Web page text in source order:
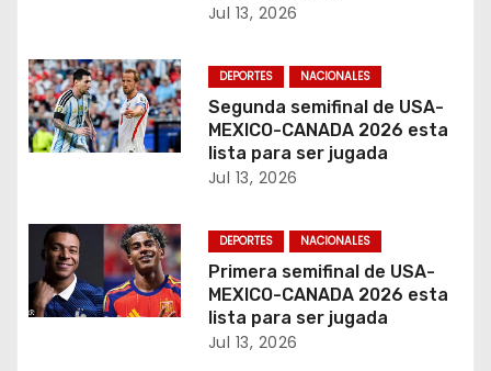
d
a
s
Jul 13, 2026
DEPORTES NACIONALES
Segunda semifinal de USA-
MEXICO-CANADA 2026 esta
lista para ser jugada
Jul 13, 2026
DEPORTES NACIONALES
Primera semifinal de USA-
MEXICO-CANADA 2026 esta
lista para ser jugada
Jul 13, 2026